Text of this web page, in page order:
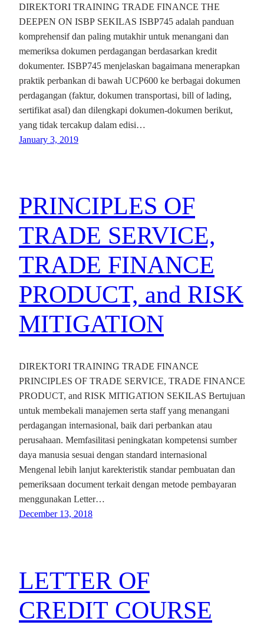
DIREKTORI TRAINING TRADE FINANCE THE
DEEPEN ON ISBP SEKILAS ISBP745 adalah panduan
komprehensif dan paling mutakhir untuk menangani dan
memeriksa dokumen perdagangan berdasarkan kredit
dokumenter. ISBP745 menjelaskan bagaimana menerapkan
praktik perbankan di bawah UCP600 ke berbagai dokumen
perdagangan (faktur, dokumen transportasi, bill of lading,
sertifikat asal) dan dilengkapi dokumen-dokumen berikut,
yang tidak tercakup dalam edisi…
January 3, 2019
PRINCIPLES OF
TRADE SERVICE,
TRADE FINANCE
PRODUCT, and RISK
MITIGATION
DIREKTORI TRAINING TRADE FINANCE
PRINCIPLES OF TRADE SERVICE, TRADE FINANCE
PRODUCT, and RISK MITIGATION SEKILAS Bertujuan
untuk membekali manajemen serta staff yang menangani
perdagangan internasional, baik dari perbankan atau
perusahaan. Memfasilitasi peningkatan kompetensi sumber
daya manusia sesuai dengan standard internasional
Mengenal lebih lanjut karekteristik standar pembuatan dan
pemeriksaan document terkait dengan metode pembayaran
menggunakan Letter…
December 13, 2018
LETTER OF
CREDIT COURSE